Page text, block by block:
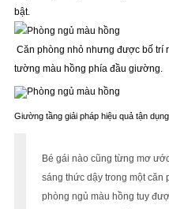
bật.
Căn phòng nhỏ nhưng được bố trí
tường màu hồng phía đầu giường.
Giường tầng giải pháp hiệu quả tận
Bé gái nào cũng từng mơ
sáng thức dậy trong một căn
phòng ngủ màu hồng tuy